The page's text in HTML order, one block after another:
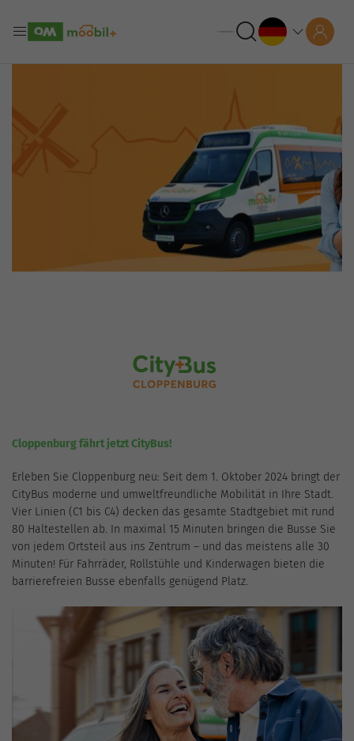
Cloppenburg fährt jetzt CityBus!
Erleben Sie Cloppenburg neu: Seit dem 1. Oktober 2024 bringt der
CityBus moderne und umweltfreundliche Mobilität in Ihre Stadt.
Vier Linien (C1 bis C4) decken das gesamte Stadtgebiet mit rund
80 Haltestellen ab. In maximal 15 Minuten bringen die Busse Sie
von jedem Ortsteil aus ins Zentrum – und das meistens alle 30
Minuten! Für Fahrräder, Rollstühle und Kinderwagen bieten die
barrierefreien Busse ebenfalls genügend Platz.